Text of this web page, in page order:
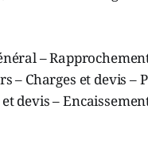
–
– Charges et devis –
devis –